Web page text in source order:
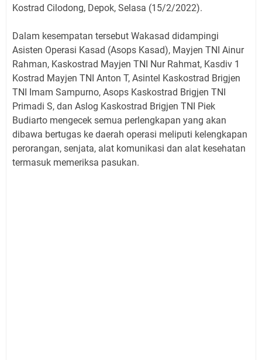
Kostrad Cilodong, Depok, Selasa (15/2/2022).
Dalam kesempatan tersebut Wakasad didampingi
Asisten Operasi Kasad (Asops Kasad), Mayjen TNI Ainur
Rahman, Kaskostrad Mayjen TNI Nur Rahmat, Kasdiv 1
Kostrad Mayjen TNI Anton T, Asintel Kaskostrad Brigjen
TNI Imam Sampurno, Asops Kaskostrad Brigjen TNI
Primadi S, dan Aslog Kaskostrad Brigjen TNI Piek
Budiarto mengecek semua perlengkapan yang akan
dibawa bertugas ke daerah operasi meliputi kelengkapan
perorangan, senjata, alat komunikasi dan alat kesehatan
termasuk memeriksa pasukan.